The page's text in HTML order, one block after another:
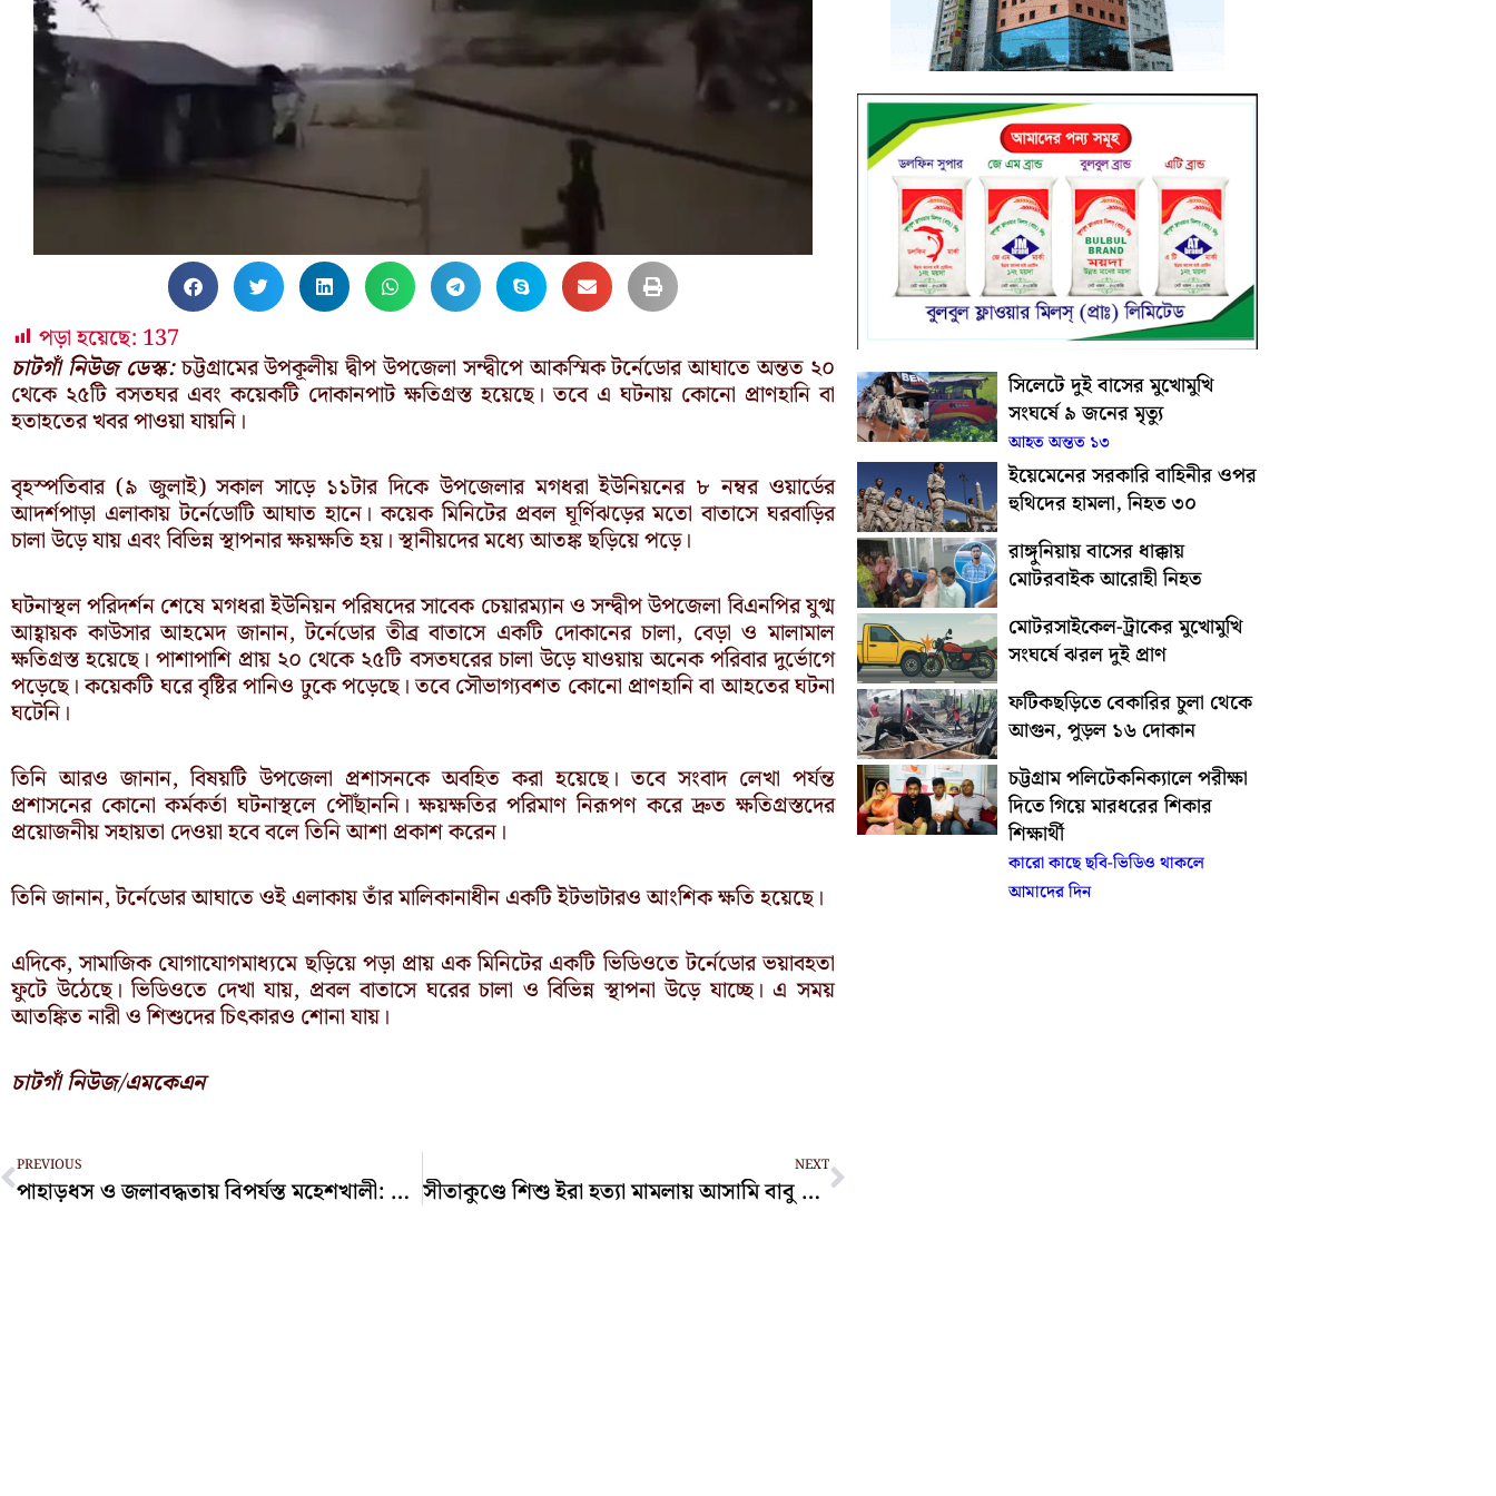
পড়া হয়েছে: 137
চাটগাঁ নিউজ ডেস্ক:চট্টগ্রামের উপকূলীয় দ্বীপ উপজেলা সন্দ্বীপে আকস্মিক টর্নেডোর আঘাতে অন্তত ২০
থেকে ২৫টি বসতঘর এবং কয়েকটি দোকানপাট ক্ষতিগ্রস্ত হয়েছে। তবে এ ঘটনায় কোনো প্রাণহানি বা
হতাহতের খবর পাওয়া যায়নি।
বৃহস্পতিবার (৯ জুলাই) সকাল সাড়ে ১১টার দিকে উপজেলার মগধরা ইউনিয়নের ৮ নম্বর ওয়ার্ডের
আদর্শপাড়া এলাকায় টর্নেডোটি আঘাত হানে। কয়েক মিনিটের প্রবল ঘূর্ণিঝড়ের মতো বাতাসে ঘরবাড়ির
চালা উড়ে যায় এবং বিভিন্ন স্থাপনার ক্ষয়ক্ষতি হয়। স্থানীয়দের মধ্যে আতঙ্ক ছড়িয়ে পড়ে।
ঘটনাস্থল পরিদর্শন শেষে মগধরা ইউনিয়ন পরিষদের সাবেক চেয়ারম্যান ও সন্দ্বীপ উপজেলা বিএনপির যুগ্ম
আহ্বায়ক কাউসার আহমেদ জানান, টর্নেডোর তীব্র বাতাসে একটি দোকানের চালা, বেড়া ও মালামাল
ক্ষতিগ্রস্ত হয়েছে। পাশাপাশি প্রায় ২০ থেকে ২৫টি বসতঘরের চালা উড়ে যাওয়ায় অনেক পরিবার দুর্ভোগে
পড়েছে। কয়েকটি ঘরে বৃষ্টির পানিও ঢুকে পড়েছে। তবে সৌভাগ্যবশত কোনো প্রাণহানি বা আহতের ঘটনা
ঘটেনি।
তিনি আরও জানান, বিষয়টি উপজেলা প্রশাসনকে অবহিত করা হয়েছে। তবে সংবাদ লেখা পর্যন্ত
প্রশাসনের কোনো কর্মকর্তা ঘটনাস্থলে পৌঁছাননি। ক্ষয়ক্ষতির পরিমাণ নিরূপণ করে দ্রুত ক্ষতিগ্রস্তদের
প্রয়োজনীয় সহায়তা দেওয়া হবে বলে তিনি আশা প্রকাশ করেন।
তিনি জানান, টর্নেডোর আঘাতে ওই এলাকায় তাঁর মালিকানাধীন একটি ইটভাটারও আংশিক ক্ষতি হয়েছে।
এদিকে, সামাজিক যোগাযোগমাধ্যমে ছড়িয়ে পড়া প্রায় এক মিনিটের একটি ভিডিওতে টর্নেডোর ভয়াবহতা
ফুটে উঠেছে। ভিডিওতে দেখা যায়, প্রবল বাতাসে ঘরের চালা ও বিভিন্ন স্থাপনা উড়ে যাচ্ছে। এ সময়
আতঙ্কিত নারী ও শিশুদের চিৎকারও শোনা যায়।
চাটগাঁ নিউজ/এমকেএন
Prev
PREVIOUS
পাহাড়ধস ও জলাবদ্ধতায় বিপর্যস্ত মহেশখালী: নিহত ১, আহত ৭
NEXT
সীতাকুণ্ডে শিশু ইরা হত্যা মামলায় আসামি বাবু শেখের মৃত্যুদণ্ড
Next
সিলেটে দুই বাসের মুখোমুখি
সংঘর্ষে ৯ জনের মৃত্যু
আহত অন্তত ১৩
ইয়েমেনের সরকারি বাহিনীর ওপর
হুথিদের হামলা, নিহত ৩০
রাঙ্গুনিয়ায় বাসের ধাক্কায়
মোটরবাইক আরোহী নিহত
মোটরসাইকেল-ট্রাকের মুখোমুখি
সংঘর্ষে ঝরল দুই প্রাণ
ফটিকছড়িতে বেকারির চুলা থেকে
আগুন, পুড়ল ১৬ দোকান
চট্টগ্রাম পলিটেকনিক্যালে পরীক্ষা
দিতে গিয়ে মারধরের শিকার
শিক্ষার্থী
কারো কাছে ছবি-ভিডিও থাকলে
আমাদের দিন